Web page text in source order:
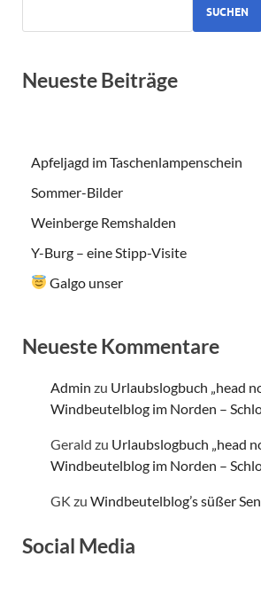
SUCHEN
Neueste Beiträge
Apfeljagd im Taschenlampenschein
Sommer-Bilder
Weinberge Remshalden
Y-Burg – eine Stipp-Visite
Galgo unser
Neueste Kommentare
Admin zu Urlaubslogbuch „head
Windbeutelblog im Norden –
Gerald zu Urlaubslogbuch „head
Windbeutelblog im Norden –
GK zu Windbeutelblog’s süßer
Social Media